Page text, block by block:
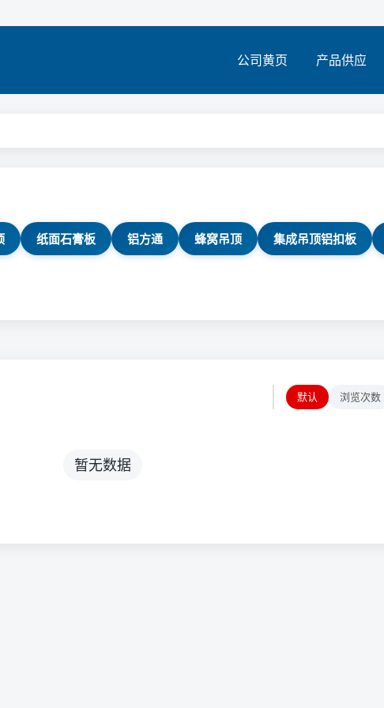
公司黄页 产品供应
纸面石膏板 铝方通 蜂窝吊顶 集成吊顶铝扣板
默认 浏览次数
暂无数据